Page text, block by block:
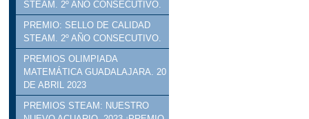
STEAM. 2º AÑO CONSECUTIVO.
PREMIO: SELLO DE CALIDAD
STEAM. 2º AÑO CONSECUTIVO.
PREMIOS OLIMPIADA
MATEMÁTICA GUADALAJARA. 20
DE ABRIL 2023
PREMIOS STEAM: NUESTRO